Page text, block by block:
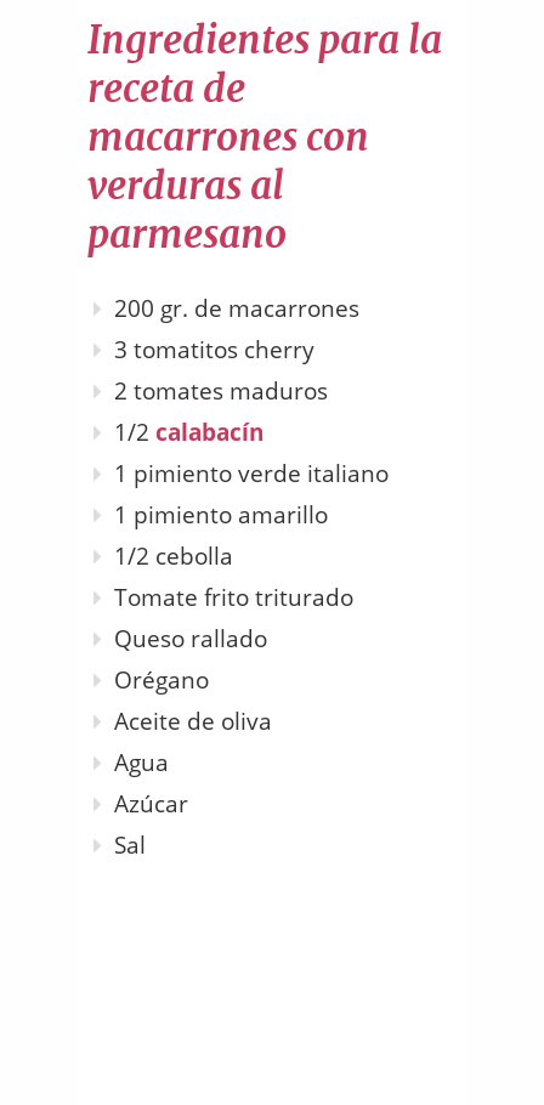
Ingredientes para la
receta de
macarrones con
verduras al
parmesano
200 gr. de macarrones
3 tomatitos cherry
2 tomates maduros
1/2 calabacín
1 pimiento verde italiano
1 pimiento amarillo
1/2 cebolla
Tomate frito triturado
Queso rallado
Orégano
Aceite de oliva
Agua
Azúcar
Sal